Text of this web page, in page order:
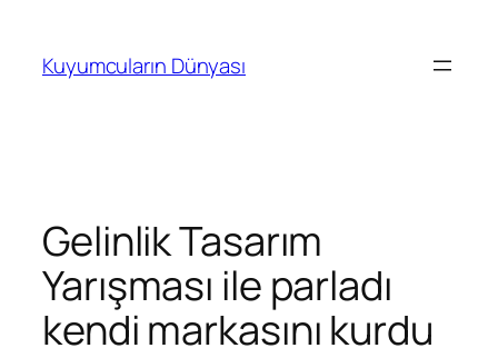
Kuyumcuların Dünyası
Gelinlik Tasarım
Yarışması ile parladı
kendi markasını kurdu